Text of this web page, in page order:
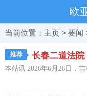
欧
当前位置： 主页 > 要闻
推荐 长春二道法
本站讯 2026年6月26日，